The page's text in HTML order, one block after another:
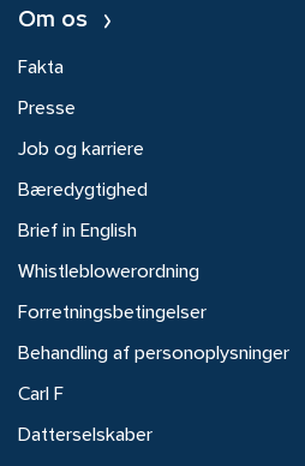
Om os
Fakta
Presse
Job og karriere
Bæredygtighed
Brief in English
Whistleblowerordning
Forretningsbetingelser
Behandling af personoplysninger
Carl F
Datterselskaber